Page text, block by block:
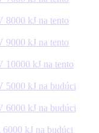
kJ na tento
kJ na tento
kJ na tento
kJ na budúci
kJ na budúci
kJ na budúci